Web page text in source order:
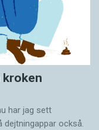
bildat efter
få samiska
heta
kunna bli
kroken
har jag sett
också.